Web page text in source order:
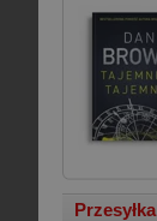
Przesyłka